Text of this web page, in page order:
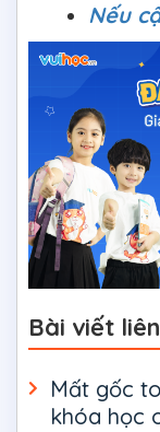
Nếu
Bài viết
Mất gốc
khóa học